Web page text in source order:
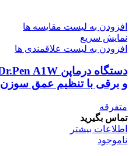
افزودن به لیست مقایسه ها
نمایش سریع
افزودن به لیست علاقمندی ها
و برقی با تنظیم عمق سوزن
متفرقه
تماس بگیرید
اطلاعات بیشتر
ناموجود